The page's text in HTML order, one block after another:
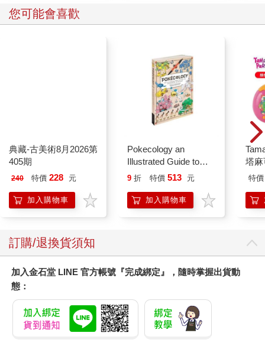
托米爾的靴子踏上冰的那一瞬間，就有什麼事情不一樣了。通
常，「惡光」不會向凡人宣告自身的到來，可是這一次，托米爾
前頭的少年獵人。光線擊中男孩的袖子時，他猛地停下腳步，等
到光線開始閃耀、照亮他的臉龐後，托米爾認出了「惡光」手下
的第一個受害者：崔凡。這個男孩在上個冬天成為孤兒，他在設
置狩獵陷阱上極具天賦，也很安靜……但他現在一點也不安靜。
「惡光」刺穿血肉時，沒有人能安靜。
周遭冷漠廣闊的環境放大了聲響，再被寒冷磨利，崔凡的慘叫聲
宛若夢魘。他的皮膚和血肉分家，血肉又和骨頭分離，有如解開
的線團。最靠近崔凡的幾名青少年驚駭到跌跌撞撞停下腳步，即
便身後的大人哭喊著「繼續跑！我們已經失去他了，快點繼續
跑！」仍文風不動。
後。眾人全都看見他解體、尖叫，直到一條條光帶將嘴唇從他牙
齒剝下，再將皮膚從他肋骨上扯開，最後吞噬了他的肺部。沒幾
淨，從他體內噴出的鮮血在雪地上開出一朵紅花。
「快往前啊，孩子們！」拜延抓住兩個動也不動的年輕人，硬拖
著他們再度跑起來。「不管誰掉隊，都別回頭！」
下一個死去的是艾爾拉，是個八歲男孩，他在隊伍後頭的雪地中
蹣跚前行。有名女子死都不願意放開他的手，於是光線也帶走了
她。兩人位於托米爾視線邊緣，他看不出女子是艾爾拉的母親還
是其中一個相當寵愛他的姊姊。「惡光」並沒有因為一個營養不
良兒童的屍體而心滿意足，旋即又轉向下一頓大餐。就像風一一
您可能會喜歡
典藏-古美術8月2026第
405期
240 特價 228 元
加入購物車
Pokecology an
Illustrated Guide to
Pokemon Ecology
Press)
9 折 特價 513 元
加入購物車
塔
園
特價
訂購/退換貨須知
加入金石堂 LINE 官方帳號『完成綁定』，隨時掌握出貨動
態：